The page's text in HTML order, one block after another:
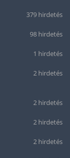
379 hirdetés
98 hirdetés
1 hirdetés
2 hirdetés
2 hirdetés
2 hirdetés
2 hirdetés